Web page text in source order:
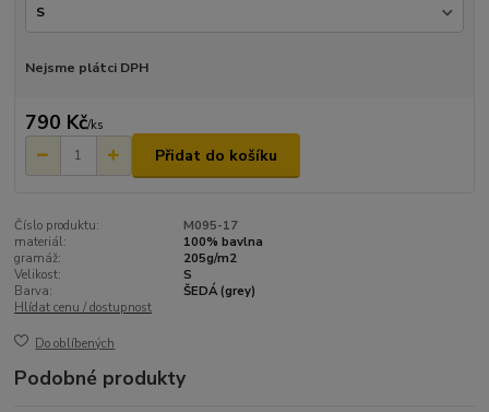
Nejsme plátci DPH
790 Kč/ks
Přidat do košíku
Číslo produktu:
M095-17
materiál:
100% bavlna
gramáž:
205g/m2
Velikost:
S
Barva:
ŠEDÁ (grey)
Hlídat cenu / dostupnost
Do oblíbených
Podobné produkty